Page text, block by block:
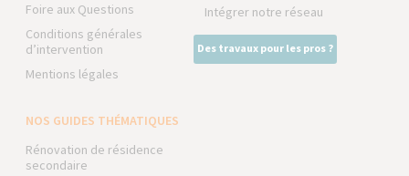
Foire aux Questions
Conditions générales
d’intervention
Mentions légales
Intégrer notre réseau
Des travaux pour les pros ?
NOS GUIDES THÉMATIQUES
Rénovation de résidence
secondaire